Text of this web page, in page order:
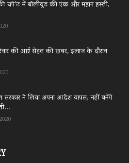
की चपे’ट में बॉलीवुड की एक और महान हस्ती,
की आई सेहत की खबर, इलाज के दौरान
सरकार ने लिया अपना आदेश वापस, नहीं बनेंगे